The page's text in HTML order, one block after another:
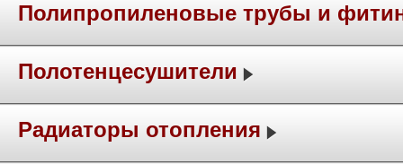
Полипропиленовые трубы и
Полотенцесушители
Радиаторы отопления